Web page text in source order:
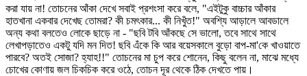
করা যায় না! তোচনের আঁকা দেখে সবাই প্রশংসা করে বলে, "এইটুকু বাচ্চার আঁকার
হাতখানা একবার দেখেছ তোমরা? কী চমৎকার... কী নিখুঁত!" অবশ্যি আড়ালে আবডালে
অন্য কথা বলতেও লোকে ছাড়ে না - "ছবি টবি আঁকছে সে ভালো, তবে সাথে সাথে
লেখাপড়াতেও একটু যদি মন দিত! ছবি এঁকে কি আর বয়েসকালে বুড়ো বাপ-মা'কে খাওয়াতে
পারবে? অতই সোজা? হ্যাহ!!" তোচনের মা চুপ করে শোনেন, কিছু বলেন না, মাঝে মধ্যে
চোখের কোণায় জল চিকচিক করে ওঠে, তোচন দূর থেকে ঠিক দেখতে পায়।